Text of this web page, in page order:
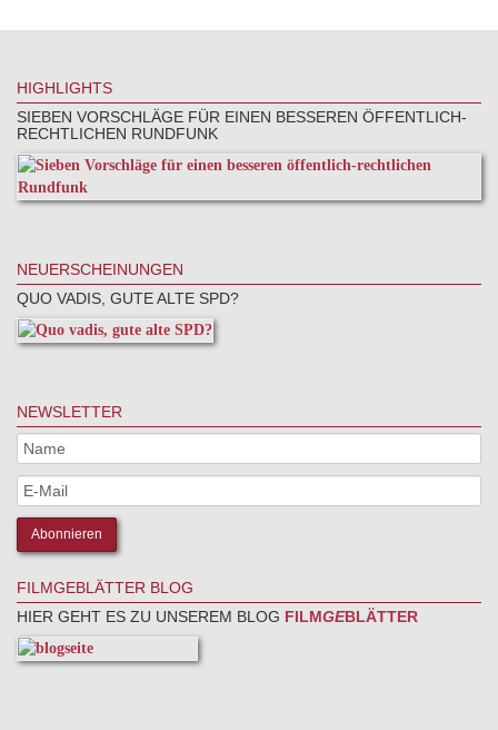
HIGHLIGHTS
SIEBEN VORSCHLÄGE FÜR EINEN BESSEREN ÖFFENTLICH-
RECHTLICHEN RUNDFUNK
NEUERSCHEINUNGEN
QUO VADIS, GUTE ALTE SPD?
NEWSLETTER
FILMGEBLÄTTER BLOG
HIER GEHT ES ZU UNSEREM BLOG FILMGEBLÄTTER